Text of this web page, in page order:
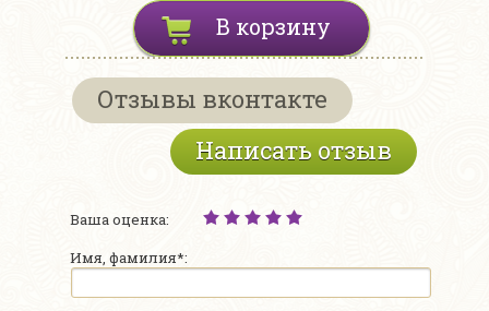
В корзину
Отзывы вконтакте
Написать отзыв
Ваша оценка:
Имя, фамилия*: